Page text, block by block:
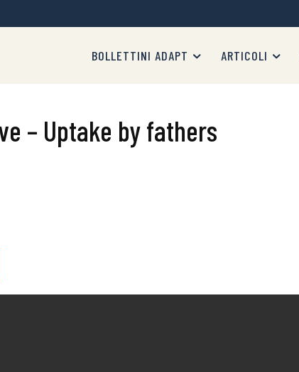
BOLLETTINI ADAPT ARTICOLI
– Uptake by fathers